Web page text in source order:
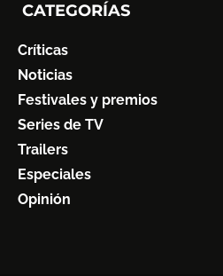
CATEGORÍAS
Críticas
Noticias
Festivales y premios
Series de TV
Trailers
Especiales
Opinión